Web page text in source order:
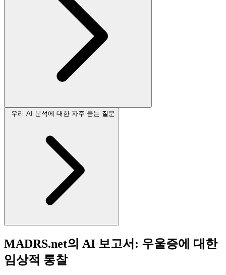
우리 AI 분석에 대한 자주 묻는 질문
MADRS.net의 AI 보고서: 우울증에 대한
임상적 통찰